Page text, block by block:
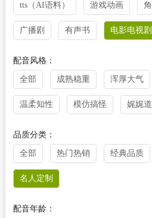
tts（AI语料） 游戏动画
广播剧 有声书 电影电视剧
配音风格：
全部 成熟稳重 浑厚大气
温柔知性 模仿搞怪 娓娓
品质分类：
全部 热门热销 经典品质
名人定制
配音年龄：